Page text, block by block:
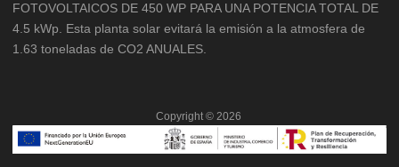
FOTOVOLTAICOS DE 450 WP PARA UNA POTENCIA TOTAL DE
4.5 kWp. Esta planta solar evitará la emisión a la atmosfera de
1.63 toneladas de CO2 ANUALES.
Copyright © 2026